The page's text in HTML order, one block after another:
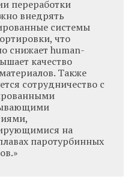
переработки
внедрять
системы
что
снижает human-
качество
Также
сотрудничество с
на
паротурбинных